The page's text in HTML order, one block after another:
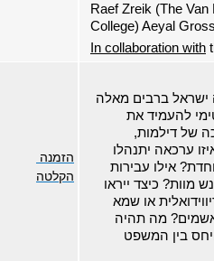
Raef Zreik (The
College) Aeyal
In collaboration with
ישראל ברבים מאלה
להעמיד את
של דילמות,
ערכאה יתנהלו
אילו עבירות
מוות? כיצד ייראו
או שמא
מה תהיה
בין המשפט
הזמנה
הקלטה